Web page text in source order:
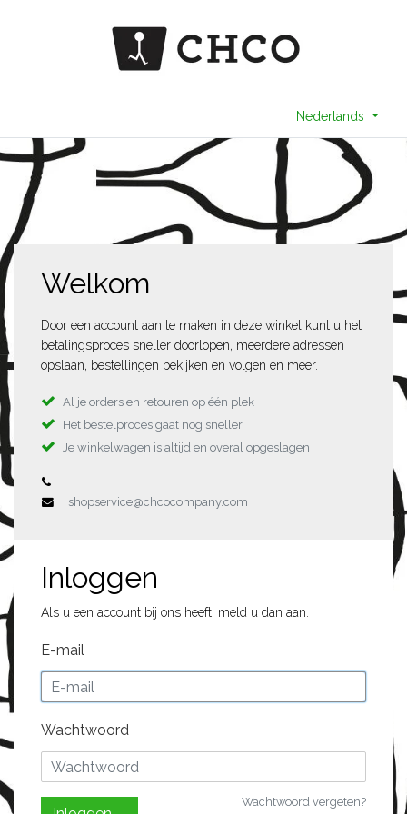
Nederlands
Welkom
Door een account aan te maken in deze winkel kunt u het
betalingsproces sneller doorlopen, meerdere adressen
opslaan, bestellingen bekijken en volgen en meer.
Al je orders en retouren op één plek
Het bestelproces gaat nog sneller
Je winkelwagen is altijd en overal opgeslagen
shopservice@chcocompany.com
Inloggen
Als u een account bij ons heeft, meld u dan aan.
E-mail
Wachtwoord
Wachtwoord vergeten?